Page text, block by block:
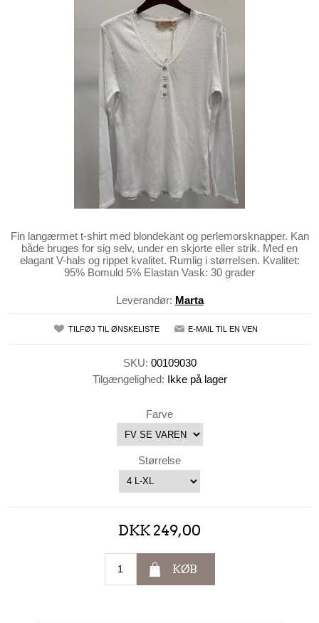
Fin langærmet t-shirt med blondekant og perlemorsknapper. Kan
både bruges for sig selv, under en skjorte eller strik. Med en
elagant V-hals og rippet kvalitet. Rumlig i størrelsen. Kvalitet:
95% Bomuld 5% Elastan Vask: 30 grader
Leverandør: Marta
TILFØJ TIL ØNSKELISTE E-MAIL TIL EN VEN
SKU: 00109030
Tilgængelighed: Ikke på lager
Farve
Størrelse
DKK 249,00
KØB